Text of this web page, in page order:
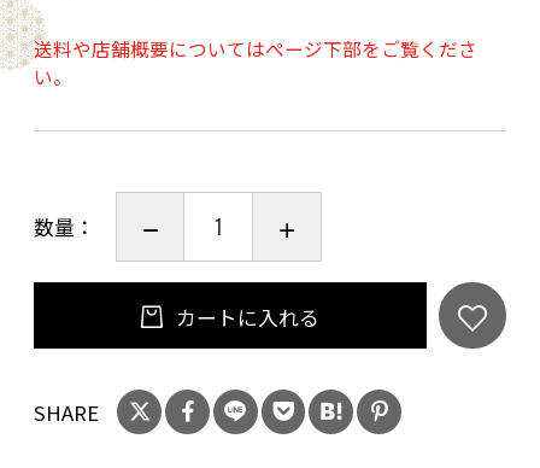
原材料：本格焼酎（国内製造）（麦・米・
小正醸造株式会社 鹿児島
20歳未満の飲酒は法律で禁止されています。当
りません。
送料や店舗概要についてはページ下部をご覧くださ
い。
数量：
カートに入れる
SHARE